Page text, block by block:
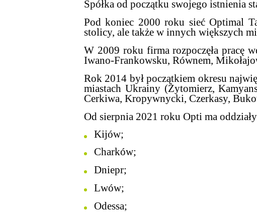
Spółka od początku swojego istnienia
Pod koniec 2000 roku sieć Optimal
stolicy, ale także w innych większych
W 2009 roku firma rozpoczęła pracę
Iwano-Frankowsku, Równem,
Rok 2014 był początkiem okresu
miastach Ukrainy (Żytomierz,
Cerkiwa, Kropywnycki, Czerkasy,
Od sierpnia 2021 roku Opti ma
Kijów;
Charków;
Dniepr;
Lwów;
Odessa;